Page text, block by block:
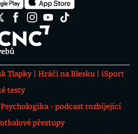
Tlapky Hráči na Blesku
iSport
testy
Psychologika - podcast rozbíjející
přestupy